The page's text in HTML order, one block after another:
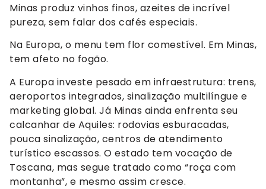
Minas produz vinhos finos, azeites de incrível
pureza, sem falar dos cafés especiais.
Na Europa, o menu tem flor comestível. Em Minas,
tem afeto no fogão.
A Europa investe pesado em infraestrutura: trens,
aeroportos integrados, sinalização multilíngue e
marketing global. Já Minas ainda enfrenta seu
calcanhar de Aquiles: rodovias esburacadas,
pouca sinalização, centros de atendimento
turístico escassos. O estado tem vocação de
Toscana, mas segue tratado como “roça com
montanha”, e mesmo assim cresce.